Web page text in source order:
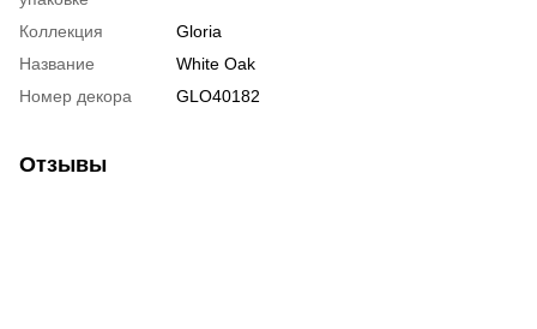
Коллекция
Gloria
Название
White Oak
Номер декора
GLO40182
Отзывы